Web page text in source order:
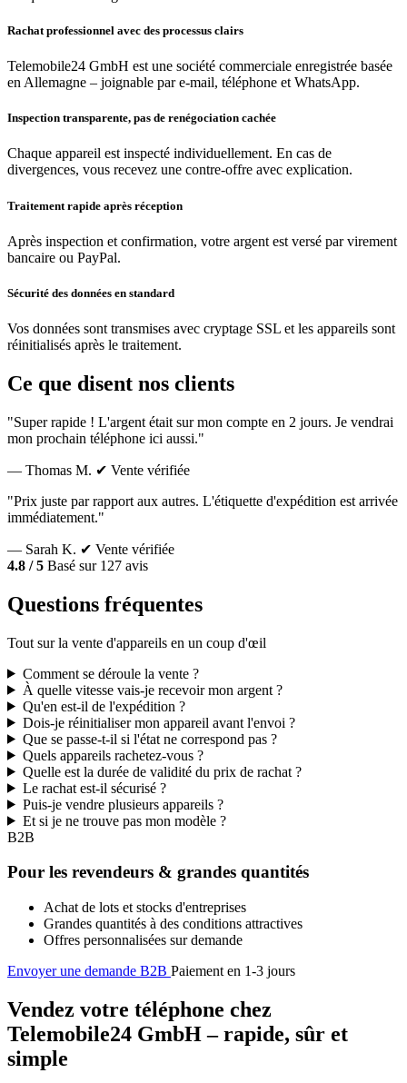
Rachat professionnel avec des processus clairs
Telemobile24 GmbH est une société commerciale enregistrée basée
en Allemagne – joignable par e-mail, téléphone et WhatsApp.
Inspection transparente, pas de renégociation cachée
Chaque appareil est inspecté individuellement. En cas de
divergences, vous recevez une contre-offre avec explication.
Traitement rapide après réception
Après inspection et confirmation, votre argent est versé par virement
bancaire ou PayPal.
Sécurité des données en standard
Vos données sont transmises avec cryptage SSL et les appareils sont
réinitialisés après le traitement.
Ce que disent nos clients
"Super rapide ! L'argent était sur mon compte en 2 jours. Je vendrai
mon prochain téléphone ici aussi."
— Thomas M. ✔ Vente vérifiée
"Prix juste par rapport aux autres. L'étiquette d'expédition est arrivée
immédiatement."
— Sarah K. ✔ Vente vérifiée
4.8 / 5 Basé sur 127 avis
Questions fréquentes
Tout sur la vente d'appareils en un coup d'œil
Comment se déroule la vente ?
À quelle vitesse vais-je recevoir mon argent ?
Qu'en est-il de l'expédition ?
Dois-je réinitialiser mon appareil avant l'envoi ?
Que se passe-t-il si l'état ne correspond pas ?
Quels appareils rachetez-vous ?
Quelle est la durée de validité du prix de rachat ?
Le rachat est-il sécurisé ?
Puis-je vendre plusieurs appareils ?
Et si je ne trouve pas mon modèle ?
B2B
Pour les revendeurs & grandes quantités
Achat de lots et stocks d'entreprises
Grandes quantités à des conditions attractives
Offres personnalisées sur demande
Envoyer une demande B2B Paiement en 1-3 jours
Vendez votre téléphone chez
Telemobile24 GmbH – rapide, sûr et
simple